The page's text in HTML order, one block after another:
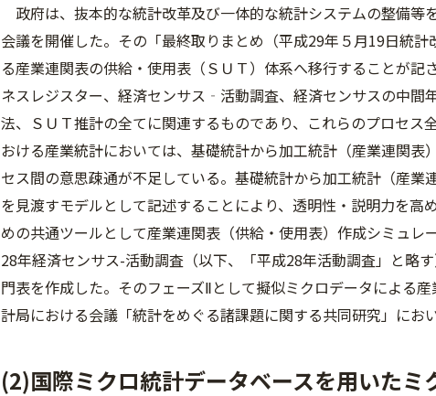
政府は、抜本的な統計改革及び一体的な統計システムの整備等
会議を開催した。その「最終取りまとめ（平成29年５月19日統
る産業連関表の供給・使用表（ＳＵＴ）体系へ移行することが
ネスレジスター、経済センサス‐活動調査、経済センサスの中間
法、ＳＵＴ推計の全てに関連するものであり、これらのプロセ
おける産業統計においては、基礎統計から加工統計（産業連関
セス間の意思疎通が不足している。基礎統計から加工統計（産
を見渡すモデルとして記述することにより、透明性・説明力を
めの共通ツールとして産業連関表（供給・使用表）作成シミュ
28年経済センサス-活動調査（以下、「平成28年活動調査」と略
門表を作成した。そのフェーズⅡとして擬似ミクロデータによる
計局における会議「統計をめぐる諸課題に関する共同研究」にお
(2)国際ミクロ統計データベースを用いたミ